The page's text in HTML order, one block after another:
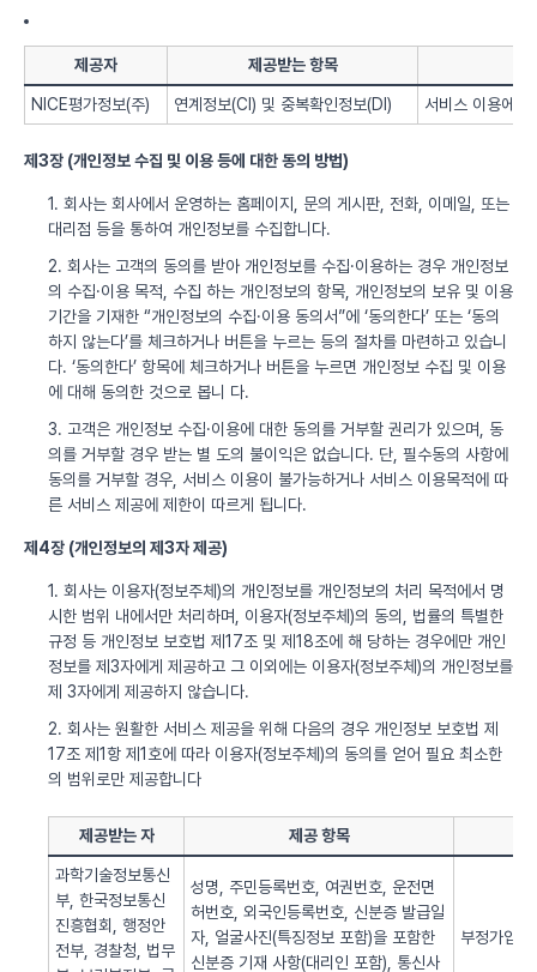
제공자 제공받는 항목
NICE평가정보(주) 연계정보(CI) 및 중복확인정보(DI) 서비스 이용에
제3장 (개인정보 수집 및 이용 등에 대한 동의 방법)
1. 회사는 회사에서 운영하는 홈페이지, 문의 게시판, 전화, 이메일, 또는
대리점 등을 통하여 개인정보를 수집합니다.
2. 회사는 고객의 동의를 받아 개인정보를 수집·이용하는 경우 개인정보
의 수집·이용 목적, 수집 하는 개인정보의 항목, 개인정보의 보유 및 이용
기간을 기재한 “개인정보의 수집·이용 동의서”에 ‘동의한다’ 또는 ‘동의
하지 않는다’를 체크하거나 버튼을 누르는 등의 절차를 마련하고 있습니
다. ‘동의한다’ 항목에 체크하거나 버튼을 누르면 개인정보 수집 및 이용
에 대해 동의한 것으로 봅니 다.
3. 고객은 개인정보 수집·이용에 대한 동의를 거부할 권리가 있으며, 동
의를 거부할 경우 받는 별 도의 불이익은 없습니다. 단, 필수동의 사항에
동의를 거부할 경우, 서비스 이용이 불가능하거나 서비스 이용목적에 따
른 서비스 제공에 제한이 따르게 됩니다.
제4장 (개인정보의 제3자 제공)
1. 회사는 이용자(정보주체)의 개인정보를 개인정보의 처리 목적에서 명
시한 범위 내에서만 처리하며, 이용자(정보주체)의 동의, 법률의 특별한
규정 등 개인정보 보호법 제17조 및 제18조에 해 당하는 경우에만 개인
정보를 제3자에게 제공하고 그 이외에는 이용자(정보주체)의 개인정보를
제 3자에게 제공하지 않습니다.
2. 회사는 원활한 서비스 제공을 위해 다음의 경우 개인정보 보호법 제
17조 제1항 제1호에 따라 이용자(정보주체)의 동의를 얻어 필요 최소한
의 범위로만 제공합니다
제공받는 자 제공 항목
과학기술정보통신
부, 한국정보통신
진흥협회, 행정안
전부, 경찰청, 법무
성명, 주민등록번호, 여권번호, 운전면
허번호, 외국인등록번호, 신분증 발급일
자, 얼굴사진(특징정보 포함)을 포함한
신분증 기재 사항(대리인 포함), 통신사
부정가입